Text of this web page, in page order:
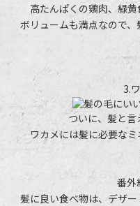
高たんぱくの鶏肉、緑黄
ボリュームも満点なので
3.
ついに、髪と言
ワカメには髪に必要な
番
髪に良い食べ物は、デザー